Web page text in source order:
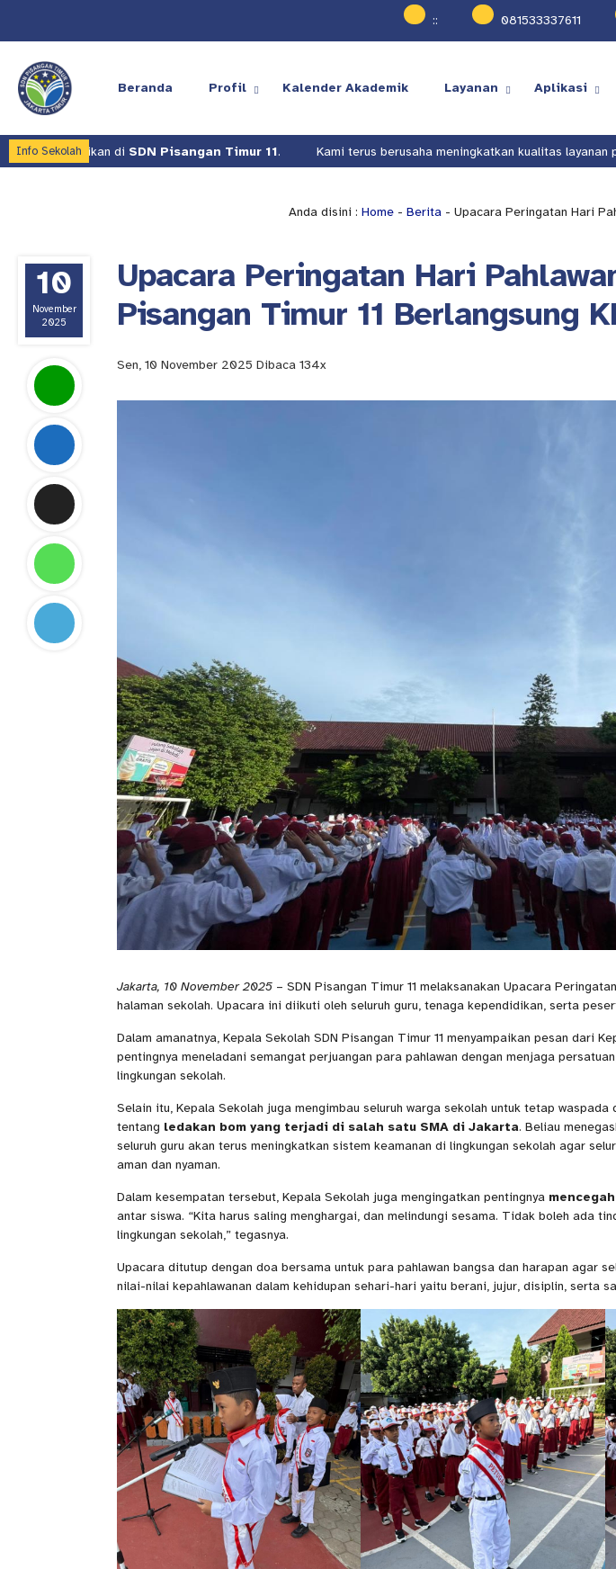
:: 081533337611
Beranda Profil Kalender Akademik Layanan Aplikasi
Info Sekolah
Pisangan Timur 11. Kami terus berusaha meningkatkan kualitas layanan pendidikan diSDN
Anda disini : Home- Berita- Upacara Peringatan Hari
10
November
2025
Upacara Peringatan Hari
Pisangan Timur 11 Berlangsung
Sen, 10 November 2025 Dibaca 134x
Jakarta, 10 November 2025 – SDN Pisangan Timur 11 melaksanakan Upacara
halaman sekolah. Upacara ini diikuti oleh seluruh guru, tenaga kependidikan, serta
Dalam amanatnya, Kepala Sekolah SDN Pisangan Timur 11 menyampaikan pesan dari
pentingnya meneladani semangat perjuangan para pahlawan dengan menjaga
lingkungan sekolah.
Selain itu, Kepala Sekolah juga mengimbau seluruh warga sekolah untuk tetap
tentang ledakan bom yang terjadi di salah satu SMA di Jakarta. Beliau
seluruh guru akan terus meningkatkan sistem keamanan di lingkungan sekolah agar
aman dan nyaman.
Dalam kesempatan tersebut, Kepala Sekolah juga mengingatkan pentingnya
antar siswa. “Kita harus saling menghargai, dan melindungi sesama. Tidak boleh ada
lingkungan sekolah,” tegasnya.
Upacara ditutup dengan doa bersama untuk para pahlawan bangsa dan harapan agar
nilai-nilai kepahlawanan dalam kehidupan sehari-hari yaitu berani, jujur, disiplin, serta